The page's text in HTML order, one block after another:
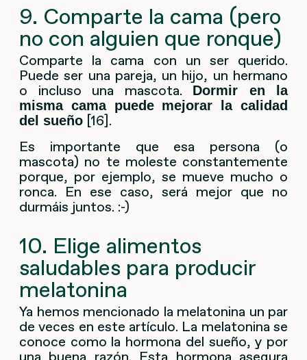
9. Comparte la cama (pero
no con alguien que ronque)
Comparte la cama con un ser querido.
Puede ser una pareja, un hijo, un hermano
o incluso una mascota.
Dormir en la
misma cama puede mejorar la calidad
del sueño [16].
Es importante que esa persona (o
mascota) no te moleste constantemente
porque, por ejemplo, se mueve mucho o
ronca. En ese caso, será mejor que no
durmáis juntos. :-)
10. Elige alimentos
saludables para producir
melatonina
Ya hemos mencionado la melatonina un par
de veces en este artículo. La melatonina se
conoce como la hormona del sueño, y por